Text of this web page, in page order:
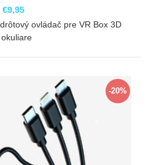
€9,95
ovládač pre VR Box 3D
okuliare
-20%